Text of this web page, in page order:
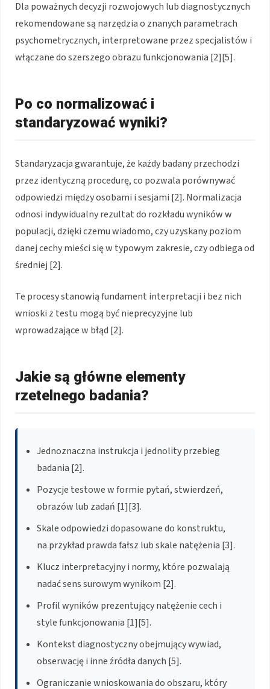
Dla poważnych decyzji rozwojowych lub diagnostycznych
rekomendowane są narzędzia o znanych parametrach
psychometrycznych, interpretowane przez specjalistów i
włączane do szerszego obrazu funkcjonowania [2][5].
Po co normalizować i
standaryzować wyniki?
Standaryzacja gwarantuje, że każdy badany przechodzi
przez identyczną procedurę, co pozwala porównywać
odpowiedzi między osobami i sesjami [2]. Normalizacja
odnosi indywidualny rezultat do rozkładu wyników w
populacji, dzięki czemu wiadomo, czy uzyskany poziom
danej cechy mieści się w typowym zakresie, czy odbiega od
średniej [2].
Te procesy stanowią fundament interpretacji i bez nich
wnioski z testu mogą być nieprecyzyjne lub
wprowadzające w błąd [2].
Jakie są główne elementy
rzetelnego badania?
Jednoznaczna instrukcja i jednolity przebieg
badania [2].
Pozycje testowe w formie pytań, stwierdzeń,
obrazów lub zadań [1][3].
Skale odpowiedzi dopasowane do konstruktu,
na przykład prawda fałsz lub skale natężenia [3].
Klucz interpretacyjny i normy, które pozwalają
nadać sens surowym wynikom [2].
Profil wyników prezentujący natężenie cech i
style funkcjonowania [1][5].
Kontekst diagnostyczny obejmujący wywiad,
obserwację i inne źródła danych [5].
Ograniczanie wnioskowania do obszaru, który